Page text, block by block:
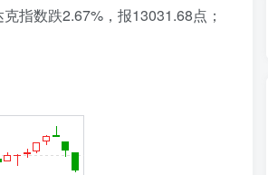
指数跌2.67%，报13031.68点；